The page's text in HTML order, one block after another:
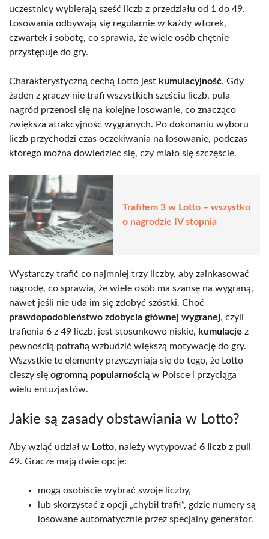
uczestnicy wybierają sześć liczb z przedziału od 1 do 49.
Losowania odbywają się regularnie w każdy wtorek,
czwartek i sobotę, co sprawia, że wiele osób chętnie
przystępuje do gry.
Charakterystyczną cechą Lotto jest kumulacyjność. Gdy
żaden z graczy nie trafi wszystkich sześciu liczb, pula
nagród przenosi się na kolejne losowanie, co znacząco
zwiększa atrakcyjność wygranych. Po dokonaniu wyboru
liczb przychodzi czas oczekiwania na losowanie, podczas
którego można dowiedzieć się, czy miało się szczęście.
Trafiłem 3 w Lotto – wszystko
o nagrodzie IV stopnia
Wystarczy trafić co najmniej trzy liczby, aby zainkasować
nagrodę, co sprawia, że wiele osób ma szansę na wygraną,
nawet jeśli nie uda im się zdobyć szóstki. Choć
prawdopodobieństwo zdobycia głównej wygranej, czyli
trafienia 6 z 49 liczb, jest stosunkowo niskie, kumulacje z
pewnością potrafią wzbudzić większą motywację do gry.
Wszystkie te elementy przyczyniają się do tego, że Lotto
cieszy się ogromną popularnością w Polsce i przyciąga
wielu entuzjastów.
Jakie są zasady obstawiania w Lotto?
Aby wziąć udział w Lotto, należy wytypować 6 liczb z puli
49. Gracze mają dwie opcje:
mogą osobiście wybrać swoje liczby,
lub skorzystać z opcji „chybił trafił”, gdzie numery są
losowane automatycznie przez specjalny generator.